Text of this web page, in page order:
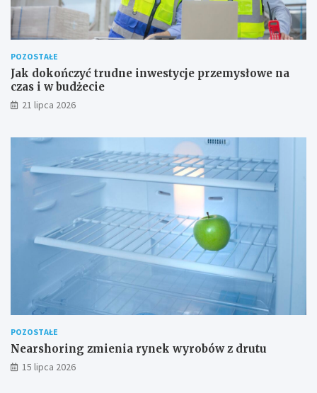
POZOSTAŁE
Jak dokończyć trudne inwestycje przemysłowe na
czas i w budżecie
21 lipca 2026
POZOSTAŁE
Nearshoring zmienia rynek wyrobów z drutu
15 lipca 2026